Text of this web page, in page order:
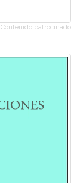
Contenido patrocinado